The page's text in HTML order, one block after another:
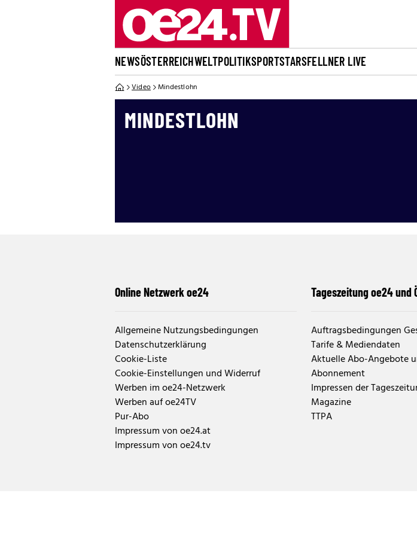
NEWSÖSTERREICHWELTPOLITIKSPORTSTARSFELLNER LIVE
Video Mindestlohn
MINDESTLOHN
Online Netzwerk oe24
Allgemeine Nutzungsbedingungen
Datenschutzerklärung
Cookie-Liste
Cookie-Einstellungen und Widerruf
Werben im oe24-Netzwerk
Werben auf oe24TV
Pur-Abo
Impressum von oe24.at
Impressum von oe24.tv
Tageszeitung oe24 und
Auftragsbedingungen
Tarife & Mediendaten
Aktuelle Abo-Angebote
Abonnement
Impressen der
Magazine
TTPA